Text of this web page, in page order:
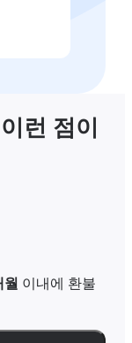
런 점이
월 이내에 환불